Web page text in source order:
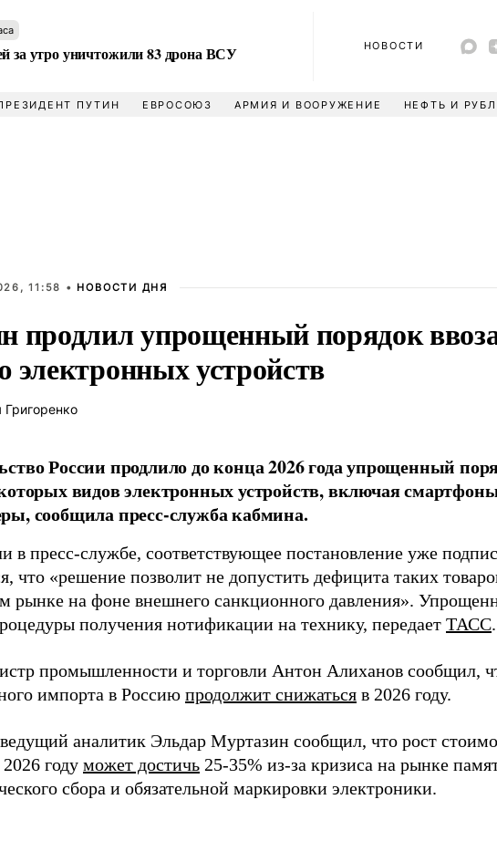
за утро уничтожили 83 дрона ВСУ НОВОСТИ
ПУТИН ЕВРОСОЮЗ АРМИЯ И ВООРУЖЕНИЕ НЕФТЬ И
11:58 • НОВОСТИ ДНЯ
продлил упрощенный порядок
электронных устройств
Григоренко
России продлило до конца 2026 года упрощенный
видов электронных устройств, включая
сообщила пресс-служба кабмина.
в пресс-службе, соответствующее постановление уже
что «решение позволит не допустить дефицита таких
рынке на фоне внешнего санкционного давления».
получения нотификации на технику, передает ТАСС.
промышленности и торговли Антон Алиханов сообщил,
импорта в Россию продолжит снижаться в 2026 году.
аналитик Эльдар Муртазин сообщил, что рост
году может достичь 25-35% из-за кризиса на рынке
сбора и обязательной маркировки электроники.